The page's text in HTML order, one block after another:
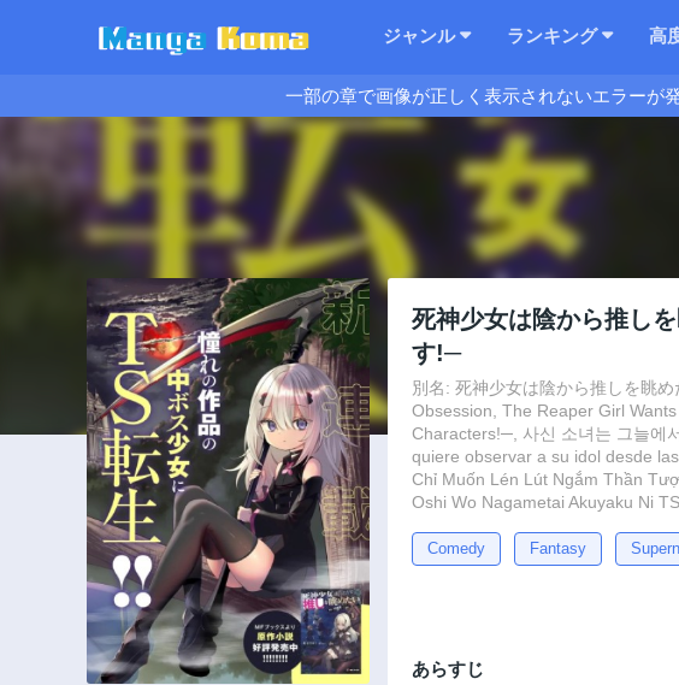
ジャンル ランキング 高
一部の章で画像が正しく表示されないエラーが
死神少女は陰から推し
す!─
別名: 死神少女は陰から推しを眺
Obsession, The Reaper Girl
Characters!─, 사신 소녀는 그늘에
quiere observar a su idol desde
Chỉ Muốn Lén Lút Ngắm Thần
Oshi Wo Nagametai Akuyaku Ni
Comedy Fantasy
あらすじ